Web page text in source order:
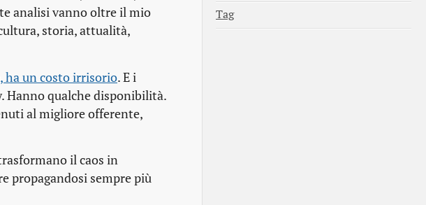
analisi vanno oltre il mio
storia, attualità,
ha un costo irrisorio. E i
Hanno qualche disponibilità.
al migliore offerente,
il caos in
propagandosi sempre più
Tag